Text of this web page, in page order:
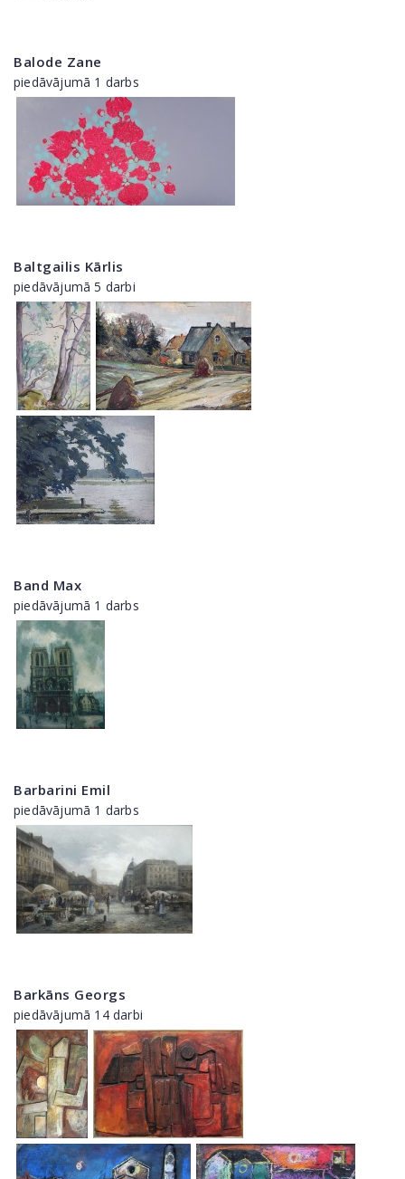
Balode Zane
piedāvājumā 1 darbs
Baltgailis Kārlis
piedāvājumā 5 darbi
Band Max
piedāvājumā 1 darbs
Barbarini Emil
piedāvājumā 1 darbs
Barkāns Georgs
piedāvājumā 14 darbi